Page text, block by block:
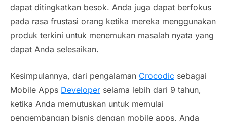
dapat ditingkatkan besok. Anda juga dapat berfokus
pada rasa frustasi orang ketika mereka menggunakan
produk terkini untuk menemukan masalah nyata yang
dapat Anda selesaikan.
Kesimpulannya, dari pengalaman Crocodic sebagai
Mobile Apps Developer selama lebih dari 9 tahun,
ketika Anda memutuskan untuk memulai
pengembangan bisnis dengan mobile apps, Anda